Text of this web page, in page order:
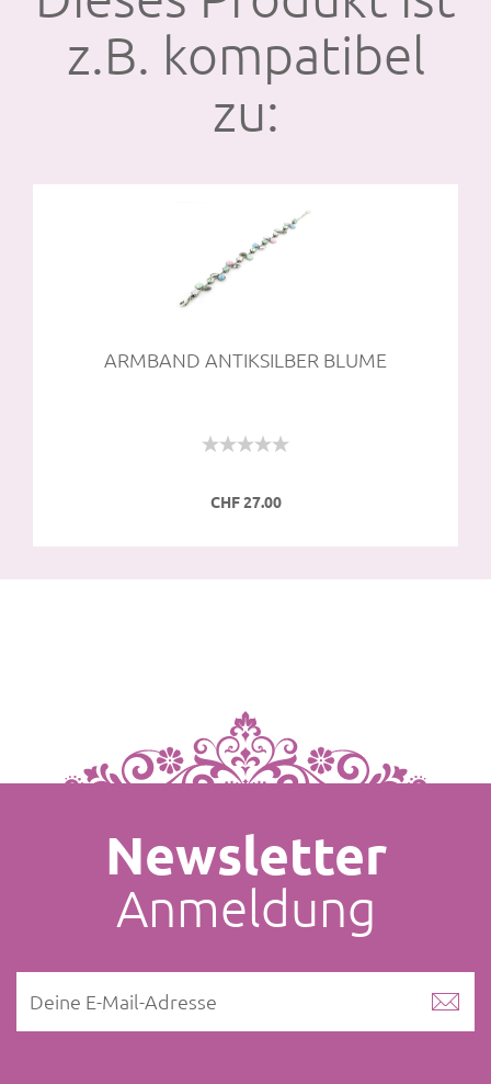
z.B. kompatibel
zu:
ARM­BAND AN­TIK­SIL­BER BLUME
CHF 27.00
Newsletter
Anmeldung